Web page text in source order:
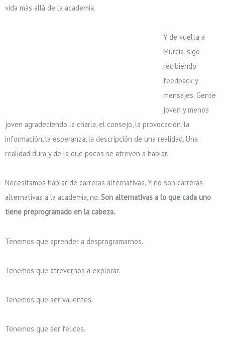
vida más allá de la academia.
Y de vuelta a
Murcia, sigo
recibiendo
feedback y
mensajes. Gente
joven y menos
joven agradeciendo la charla, el consejo, la provocación, la
información, la esperanza, la descripción de una realidad. Una
realidad dura y de la que pocos se atreven a hablar.
Necesitamos hablar de carreras alternativas. Y no son carreras
alternativas a la academia, no. Son alternativas a lo que cada uno
tiene preprogramado en la cabeza.
Tenemos que aprender a desprogramarnos.
Tenemos que atrevernos a explorar.
Tenemos que ser valientes.
Tenemos que ser felices.